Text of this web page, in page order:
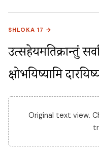
SHLOKA 17 →
उत्सहेयमतिक्रान्तुं
क्षोभयिष्यामि
Original text view.